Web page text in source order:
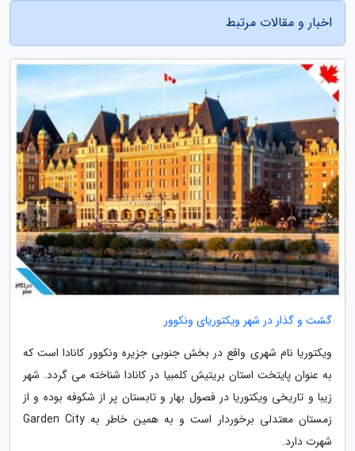
اخبار و مقالات مرتبط
گشت و گذار در شهر ویکتوریای ونکوور
ویکتوریا نام شهری واقع در بخش جنوبی جزیره ونکوور کانادا است که
به عنوان پایتخت استان بریتیش کلمبیا در کانادا شناخته می گردد. شهر
زیبا و تاریخی ویکتوریا در فصول بهار و تابستان پر از شکوفه بوده و از
زمستان معتدلی برخوردار است و به همین خاطر به Garden City
شهرت دارد.